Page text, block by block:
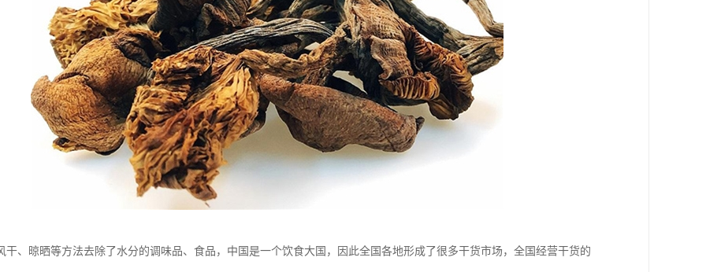
干、晾晒等方法去除了水分的调味品、食品，中国是一个饮食大国，因此全国各地形成了很多干货市场，全国经营干货的